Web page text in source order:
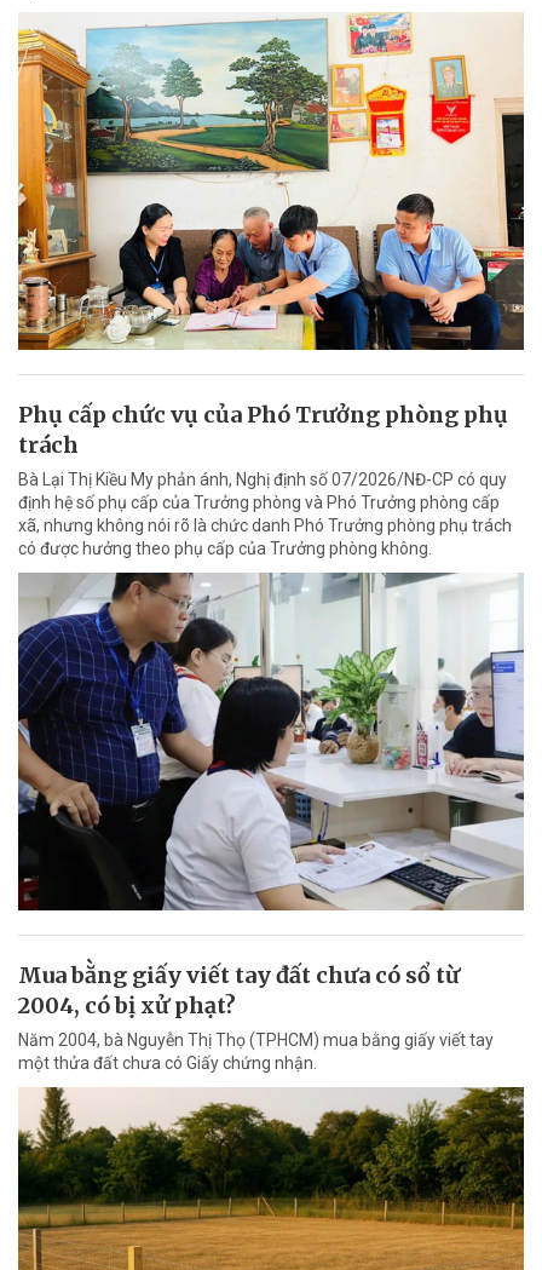
Phụ cấp chức vụ của Phó Trưởng phòng phụ
trách
Bà Lại Thị Kiều My phản ánh, Nghị định số 07/2026/NĐ-CP có quy
định hệ số phụ cấp của Trưởng phòng và Phó Trưởng phòng cấp
xã, nhưng không nói rõ là chức danh Phó Trưởng phòng phụ trách
có được hưởng theo phụ cấp của Trưởng phòng không.
Mua bằng giấy viết tay đất chưa có sổ từ
2004, có bị xử phạt?
Năm 2004, bà Nguyễn Thị Thọ (TPHCM) mua bằng giấy viết tay
một thửa đất chưa có Giấy chứng nhận.